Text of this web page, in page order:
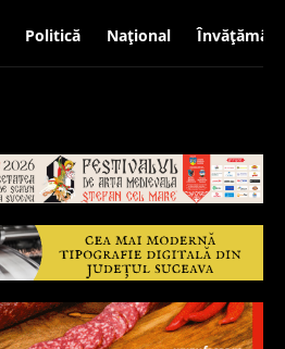
Politică Național Învățământ